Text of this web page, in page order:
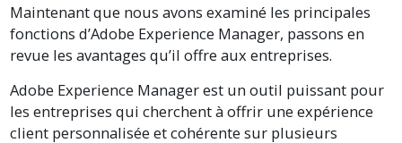
Maintenant que nous avons examiné les principales
fonctions d’Adobe Experience Manager, passons en
revue les avantages qu’il offre aux entreprises.
Adobe Experience Manager est un outil puissant pour
les entreprises qui cherchent à offrir une expérience
client personnalisée et cohérente sur plusieurs